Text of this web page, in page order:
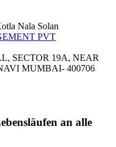
Nala Solan
PVT
SECTOR 19A, NEAR
MUMBAI- 400706
an alle